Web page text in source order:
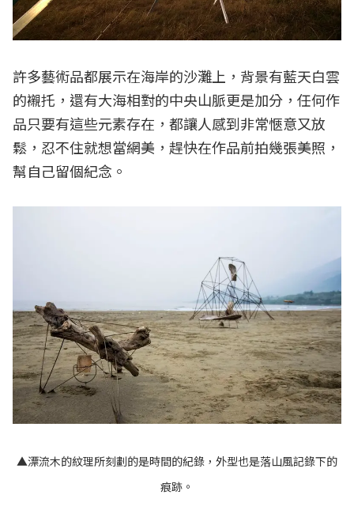
許多藝術品都展示在海岸的沙灘上，背景有藍天白雲
的襯托，還有大海相對的中央山脈更是加分，任何作
品只要有這些元素存在，都讓人感到非常愜意又放
鬆，忍不住就想當網美，趕快在作品前拍幾張美照，
幫自己留個紀念。
▲漂流木的紋理所刻劃的是時間的紀錄，外型也是落山風記錄下的
痕跡。